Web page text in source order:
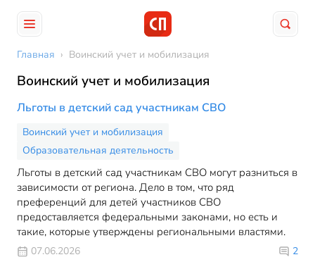
Главная › Воинский учет и мобилизация
Воинский учет и мобилизация
Льготы в детский сад участникам СВО
Воинский учет и мобилизация
Образовательная деятельность
Льготы в детский сад участникам СВО могут разниться в
зависимости от региона. Дело в том, что ряд
преференций для детей участников СВО
предоставляется федеральными законами, но есть и
такие, которые утверждены региональными властями.
07.06.2026 2